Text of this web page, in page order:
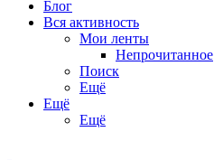
Блог
Вся активность
Мои ленты
Непрочитанное
Поиск
Ещё
Ещё
Ещё